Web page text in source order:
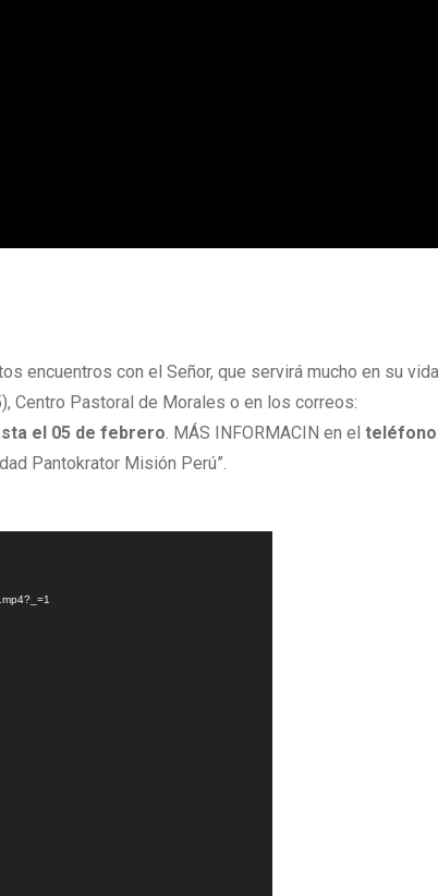
encuentros con el Señor, que servirá mucho en su
Centro Pastoral de Morales o en los correos:
el 05 de febrero . MÁS INFORMACIN en el teléfono:
Pantokrator Misión Perú”.